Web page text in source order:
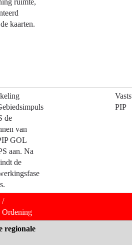
ruimte,
kaarten.
de
van
GOL
aan. Na
de
PIP
/
Ordening
regionale